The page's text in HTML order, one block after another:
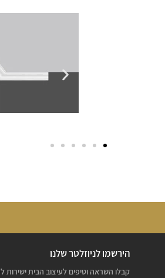
הירשמו לניוזלטר שלנו
קבלו השראה וטיפים לעיצוב הבית ישירות